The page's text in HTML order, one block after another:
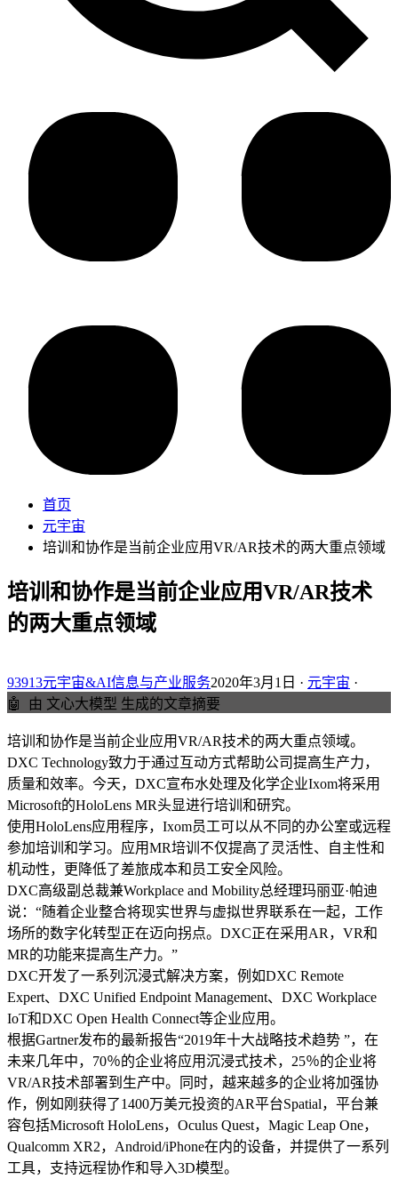
首页
元宇宙
培训和协作是当前企业应用VR/AR技术的两大重点领域
培训和协作是当前企业应用VR/AR技术
的两大重点领域
93913元宇宙&AI信息与产业服务2020年3月1日 · 元宇宙 ·
🤖
由 文心大模型 生成的文章摘要
培训和协作是当前企业应用VR/AR技术的两大重点领域。
DXC Technology致力于通过互动方式帮助公司提高生产力，
质量和效率。今天，DXC宣布水处理及化学企业Ixom将采用
Microsoft的HoloLens MR头显进行培训和研究。
使用HoloLens应用程序，Ixom员工可以从不同的办公室或远程
参加培训和学习。应用MR培训不仅提高了灵活性、自主性和
机动性，更降低了差旅成本和员工安全风险。
DXC高级副总裁兼Workplace and Mobility总经理玛丽亚·帕迪
说：“随着企业整合将现实世界与虚拟世界联系在一起，工作
场所的数字化转型正在迈向拐点。DXC正在采用AR，VR和
MR的功能来提高生产力。”
DXC开发了一系列沉浸式解决方案，例如DXC Remote
Expert、DXC Unified Endpoint Management、DXC Workplace
IoT和DXC Open Health Connect等企业应用。
根据Gartner发布的最新报告“2019年十大战略技术趋势 ”，在
未来几年中，70％的企业将应用沉浸式技术，25％的企业将
VR/AR技术部署到生产中。同时，越来越多的企业将加强协
作，例如刚获得了1400万美元投资的AR平台Spatial，平台兼
容包括Microsoft HoloLens，Oculus Quest，Magic Leap One，
Qualcomm XR2，Android/iPhone在内的设备，并提供了一系列
工具，支持远程协作和导入3D模型。